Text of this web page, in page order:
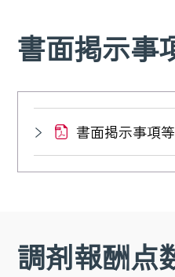
書面掲示事
書面掲示事項等
調剤報酬点